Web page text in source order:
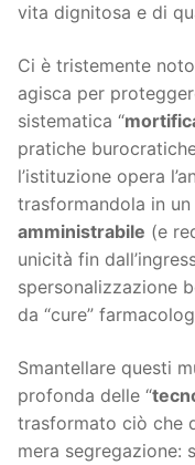
vita dignitosa e di
Ci è tristemente
agisca per
sistematica “
pratiche
l’istituzione opera
trasformandola in un
amministrabile (e
unicità fin
spersonalizzazione
da “cure”
Smantellare questi
profonda delle “
trasformato ciò che
mera segregazione: